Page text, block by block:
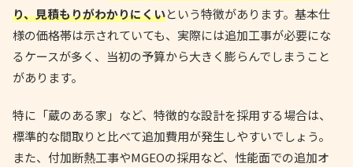
り、見積もりがわかりにくいという特徴があります。基本仕
様の価格帯は示されていても、実際には追加工事が必要にな
るケースが多く、当初の予算から大きく膨らんでしまうこと
があります。
特に「蔵のある家」など、特徴的な設計を採用する場合は、
標準的な間取りと比べて追加費用が発生しやすいでしょう。
また、付加断熱工事やMGEOの採用など、性能面での追加オ